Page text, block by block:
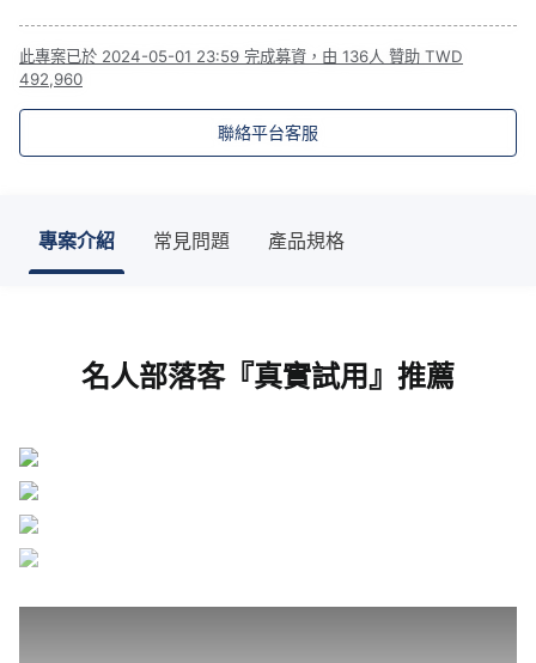
此專案已於 2024-05-01 23:59 完成募資，由 136人 贊助 TWD
492,960
聯絡平台客服
專案介紹 常見問題 產品規格
名人部落客『真實試用』推薦